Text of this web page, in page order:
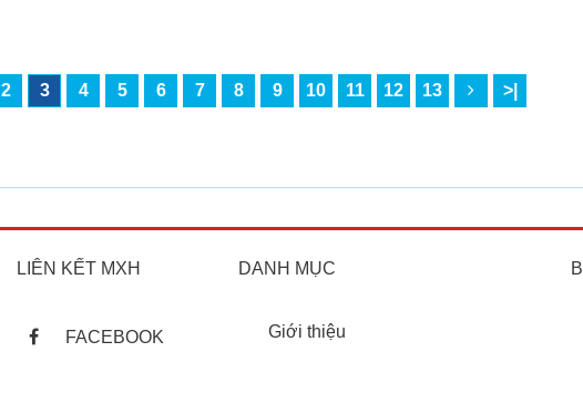
2 3 4 5 6 7 8 9 10 11 12 13 >|
LIÊN KẾT MXH
FACEBOOK
DANH MỤC
Giới thiệu